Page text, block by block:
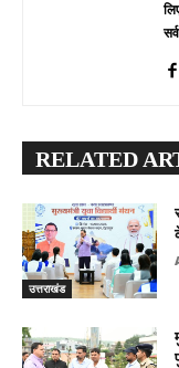
RELATED
उत्तराखंड